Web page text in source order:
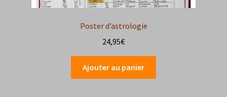
Poster d’astrologie
24,95€
Ajouter au panier